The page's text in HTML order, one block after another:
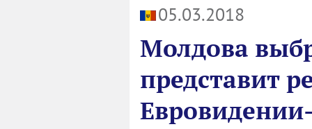
05.03.2018
Молдова
представит